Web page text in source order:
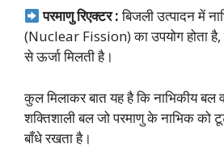
परमाणु रिएक्टर :बिजली उत्पादन में
(Nuclear Fission) का उपयोग होता
से ऊर्जा मिलती है।
कुल मिलाकर बात यह है कि नाभिकीय बल
शक्तिशाली बल जो परमाणु के नाभिक
बाँधे रखता है।